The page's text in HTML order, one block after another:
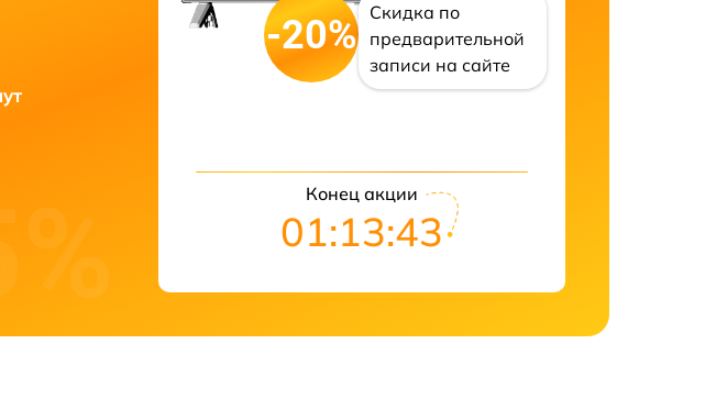
-20%
Скидка по
предварительной
записи на сайте
Конец акции
01:13:42